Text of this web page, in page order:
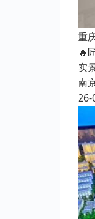
重
🔥
实
南
26-